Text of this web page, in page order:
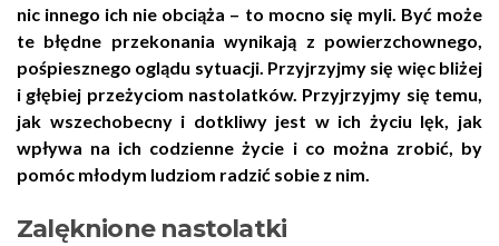
nic innego ich nie obciąża – to mocno się myli. Być może
te błędne przekonania wynikają z powierzchownego,
pośpiesznego oglądu sytuacji. Przyjrzyjmy się więc bliżej
i głębiej przeżyciom nastolatków. Przyjrzyjmy się temu,
jak wszechobecny i dotkliwy jest w ich życiu lęk, jak
wpływa na ich codzienne życie i co można zrobić, by
pomóc młodym ludziom radzić sobie z nim.
Zalęknione nastolatki